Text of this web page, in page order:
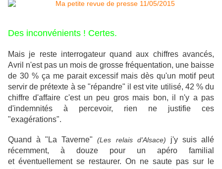
Des inconvénients ! Certes.
Mais je reste interrogateur quand aux chiffres avancés,
Avril n'est pas un mois de grosse fréquentation, une baisse
de 30 % ça me parait excessif mais dès qu'un motif peut
servir de prétexte à se "répandre" il est vite utilisé, 42 % du
chiffre d'affaire c'est un peu gros mais bon, il n'y a pas
d'indemnités à percevoir, rien ne justifie ces
"exagérations".
Quand à "La Taverne"(Les relais d'Alsace) j'y suis allé
récemment, à douze pour un apéro familial
et éventuellement se restaurer. On ne saute pas sur le